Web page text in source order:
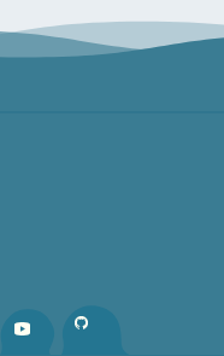
Youtube Github